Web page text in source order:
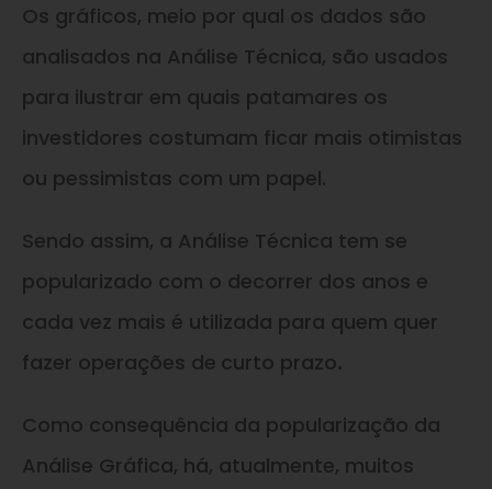
Os gráficos, meio por qual os dados são
analisados na Análise Técnica, são usados
para ilustrar em quais patamares os
investidores costumam ficar mais otimistas
ou pessimistas com um papel.
Sendo assim, a Análise Técnica tem se
popularizado com o decorrer dos anos e
cada vez mais é utilizada para quem quer
fazer operações de curto prazo.
Como consequência da popularização da
Análise Gráfica, há, atualmente, muitos